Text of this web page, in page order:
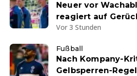
Neuer vor
reagiert auf
Vor 3 Stunden
Fußball
Nach Kompany-
Gelbsperren-Regel